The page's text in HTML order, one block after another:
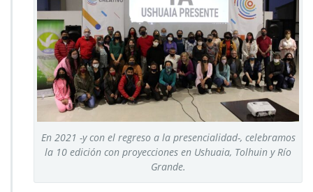
En 2021 -y con el regreso a la presencialidad-, celebramos
la 10 edición con proyecciones en Ushuaia, Tolhuin y Río
Grande.